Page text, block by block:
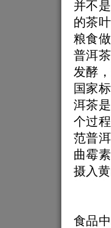
并不
的茶
粮食
普洱
发酵
国家
洱茶
个过
范普
曲霉
摄入
食品